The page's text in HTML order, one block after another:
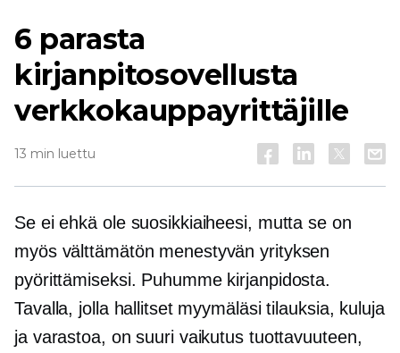
6 parasta
kirjanpitosovellusta
verkkokauppayrittäjille
13 min luettu
Se ei ehkä ole suosikkiaiheesi, mutta se on
myös välttämätön menestyvän yrityksen
pyörittämiseksi. Puhumme kirjanpidosta.
Tavalla, jolla hallitset myymäläsi tilauksia, kuluja
ja varastoa, on suuri vaikutus tuottavuuteen,